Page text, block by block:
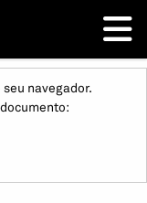
navegador.